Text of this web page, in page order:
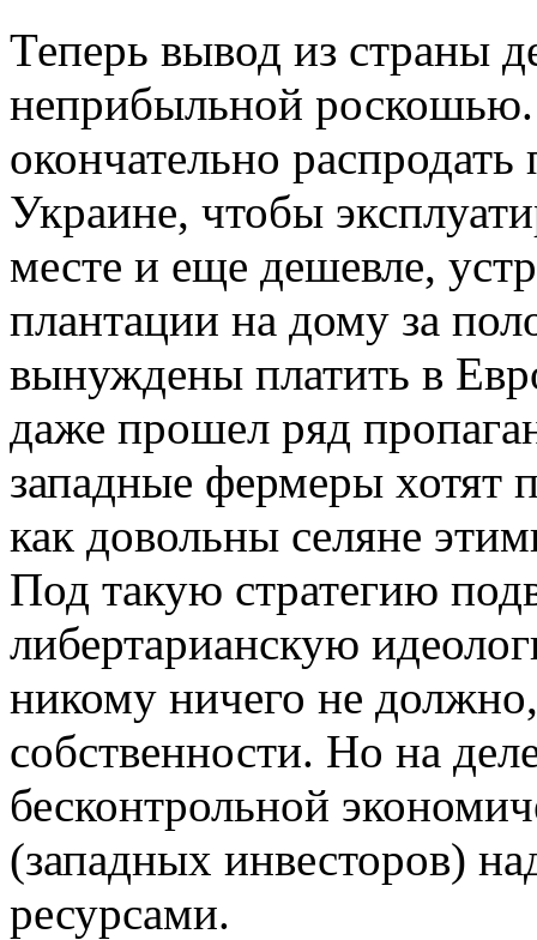
Теперь вывод из страны
неприбыльной
окончательно
Украине, чтобы
месте и еще дешевле,
плантации на дому за
вынуждены платить в
даже прошел ряд
западные фермеры хотят
как довольны селяне
Под такую стратегию
либертарианскую
никому ничего не
собственности. Но на
бесконтрольной
(западных инвесторов)
ресурсами.